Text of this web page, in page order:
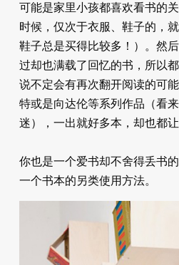
可能是家里小孩都喜欢看书的
时候，仅次于衣服、鞋子的，
鞋子总是买得比较多！）。然
过却也满载了回忆的书，所以
说不定会有再次翻开阅读的可
特或是向达伦等系列作品（看
迷），一出就好多本，却也都
你也是一个爱书却不舍得丢书
一个书本的另类使用方法。